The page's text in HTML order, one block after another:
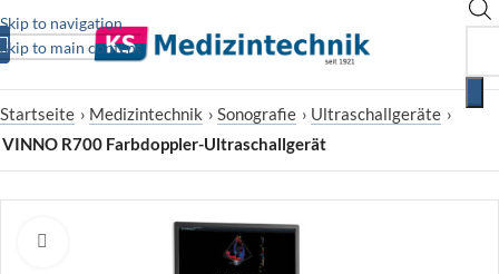
Skip to navigation
Skip to main content
Startseite › Medizintechnik › Sonografie › Ultraschallgeräte ›
VINNO R700 Farbdoppler-Ultraschallgerät
Zum Vergrößern klicken